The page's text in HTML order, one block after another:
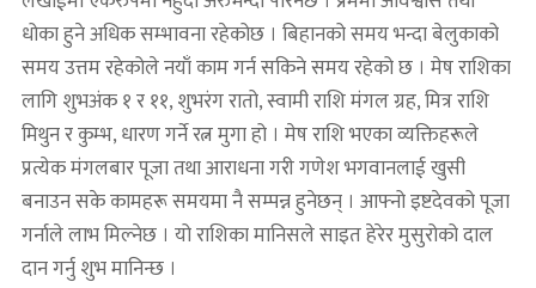
धोका हुने अधिक सम्भावना रहेकोछ । बिहानको समय भन्दा बेलुकाको
समय उत्तम रहेकोले नयाँ काम गर्न सकिने समय रहेको छ । मेष राशिका
लागि शुभअंक १ र ११, शुभरंग रातो, स्वामी राशि मंगल ग्रह, मित्र राशि
मिथुन र कुम्भ, धारण गर्ने रत्न मुगा हो । मेष राशि भएका व्यक्तिहरूले
प्रत्येक मंगलबार पूजा तथा आराधना गरी गणेश भगवानलाई खुसी
बनाउन सके कामहरू समयमा नै सम्पन्न हुनेछन् । आफ्नो इष्टदेवको पूजा
गर्नाले लाभ मिल्नेछ । यो राशिका मानिसले साइत हेरेर मुसुरोको दाल
दान गर्नु शुभ मानिन्छ ।